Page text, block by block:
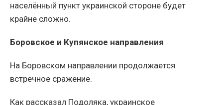
населённый пункт украинской стороне будет
крайне сложно.
Боровское и Купянское направления
На Боровском направлении продолжается
встречное сражение.
Как рассказал Подоляка, украинское